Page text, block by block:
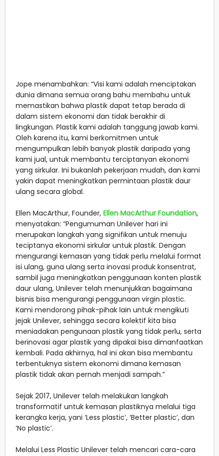
Jope menambahkan: “Visi kami adalah menciptakan
dunia dimana semua orang bahu membahu untuk
memastikan bahwa plastik dapat tetap berada di
dalam sistem ekonomi dan tidak berakhir di
lingkungan. Plastik kami adalah tanggung jawab kami.
Oleh karena itu, kami berkomitmen untuk
mengumpulkan lebih banyak plastik daripada yang
kami jual, untuk membantu terciptanyan ekonomi
yang sirkular. Ini bukanlah pekerjaan mudah, dan kami
yakin dapat meningkatkan permintaan plastik daur
ulang secara global.
Ellen MacArthur, Founder, Ellen MacArthur Foundation,
menyatakan: “Pengumuman Unilever hari ini
merupakan langkah yang signifikan untuk menuju
teciptanya ekonomi sirkular untuk plastik. Dengan
mengurangi kemasan yang tidak perlu melalui format
isi ulang, guna ulang serta inovasi produk konsentrat,
sambil juga meningkatkan penggunaan konten plastik
daur ulang, Unilever telah menunjukkan bagaimana
bisnis bisa mengurangi penggunaan virgin plastic.
Kami mendorong pihak-pihak lain untuk mengikuti
jejak Unilever, sehingga secara kolektif kita bisa
meniadakan pengunaan plastik yang tidak perlu, serta
berinovasi agar plastik yang dipakai bisa dimanfaatkan
kembali. Pada akhirnya, hal ini akan bisa membantu
terbentuknya sistem ekonomi dimana kemasan
plastik tidak akan pernah menjadi sampah.”
Sejak 2017, Unilever telah melakukan langkah
transformatif untuk kemasan plastiknya melalui tiga
kerangka kerja, yani ‘Less plastic’, ‘Better plastic’, dan
‘No plastic’.
Melalui Less Plastic Unilever telah mencari cara-cara